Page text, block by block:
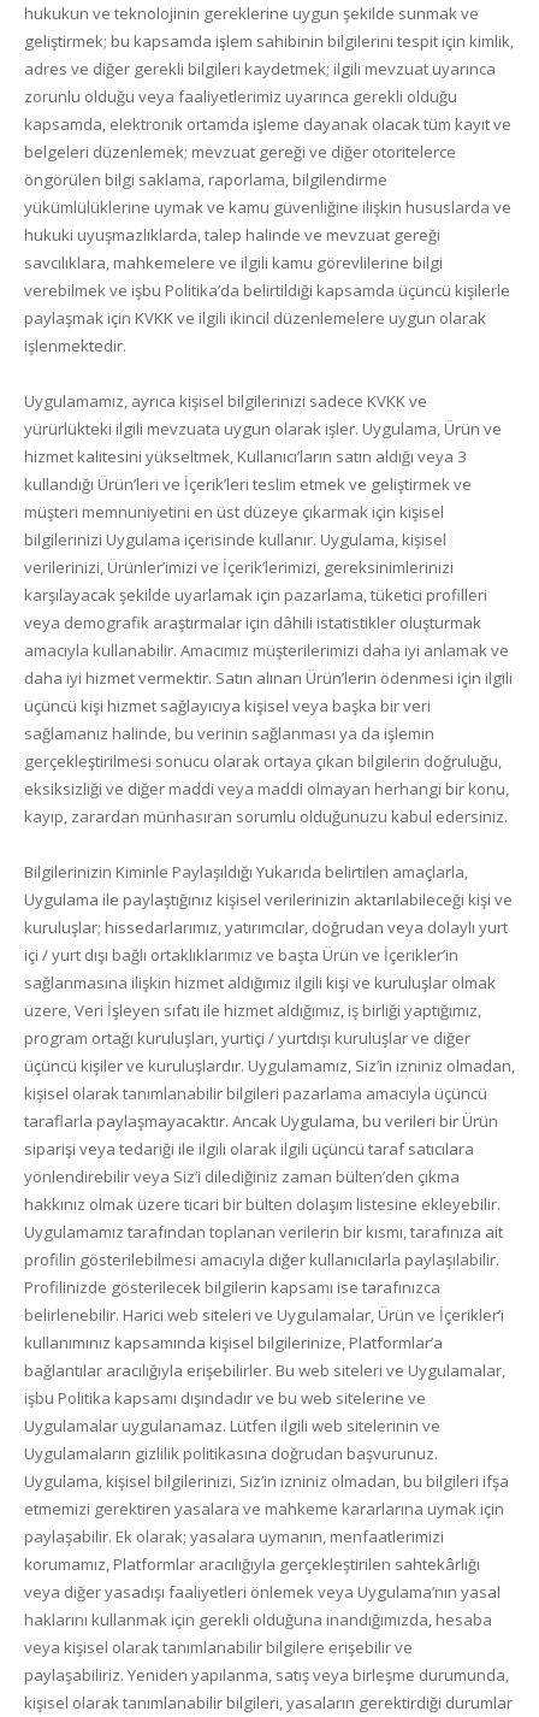
hukukun ve teknolojinin gereklerine uygun şekilde sunmak ve
geliştirmek; bu kapsamda işlem sahibinin bilgilerini tespit için kimlik,
adres ve diğer gerekli bilgileri kaydetmek; ilgili mevzuat uyarınca
zorunlu olduğu veya faaliyetlerimiz uyarınca gerekli olduğu
kapsamda, elektronik ortamda işleme dayanak olacak tüm kayıt ve
belgeleri düzenlemek; mevzuat gereği ve diğer otoritelerce
öngörülen bilgi saklama, raporlama, bilgilendirme
yükümlülüklerine uymak ve kamu güvenliğine ilişkin hususlarda ve
hukuki uyuşmazlıklarda, talep halinde ve mevzuat gereği
savcılıklara, mahkemelere ve ilgili kamu görevlilerine bilgi
verebilmek ve işbu Politika’da belirtildiği kapsamda üçüncü kişilerle
paylaşmak için KVKK ve ilgili ikincil düzenlemelere uygun olarak
işlenmektedir.
Uygulamamız, ayrıca kişisel bilgilerinizi sadece KVKK ve
yürürlükteki ilgili mevzuata uygun olarak işler. Uygulama, Ürün ve
hizmet kalitesini yükseltmek, Kullanıcı’ların satın aldığı veya 3
kullandığı Ürün’leri ve İçerik’leri teslim etmek ve geliştirmek ve
müşteri memnuniyetini en üst düzeye çıkarmak için kişisel
bilgilerinizi Uygulama içerisinde kullanır. Uygulama, kişisel
verilerinizi, Ürünler’imizi ve İçerik’lerimizi, gereksinimlerinizi
karşılayacak şekilde uyarlamak için pazarlama, tüketici profilleri
veya demografik araştırmalar için dâhili istatistikler oluşturmak
amacıyla kullanabilir. Amacımız müşterilerimizi daha iyi anlamak ve
daha iyi hizmet vermektir. Satın alınan Ürün’lerin ödenmesi için ilgili
üçüncü kişi hizmet sağlayıcıya kişisel veya başka bir veri
sağlamanız halinde, bu verinin sağlanması ya da işlemin
gerçekleştirilmesi sonucu olarak ortaya çıkan bilgilerin doğruluğu,
eksiksizliği ve diğer maddi veya maddi olmayan herhangi bir konu,
kayıp, zarardan münhasıran sorumlu olduğunuzu kabul edersiniz.
Bilgilerinizin Kiminle Paylaşıldığı Yukarıda belirtilen amaçlarla,
Uygulama ile paylaştığınız kişisel verilerinizin aktarılabileceği kişi ve
kuruluşlar; hissedarlarımız, yatırımcılar, doğrudan veya dolaylı yurt
içi / yurt dışı bağlı ortaklıklarımız ve başta Ürün ve İçerikler’in
sağlanmasına ilişkin hizmet aldığımız ilgili kişi ve kuruluşlar olmak
üzere, Veri İşleyen sıfatı ile hizmet aldığımız, iş birliği yaptığımız,
program ortağı kuruluşları, yurtiçi / yurtdışı kuruluşlar ve diğer
üçüncü kişiler ve kuruluşlardır. Uygulamamız, Siz’in izniniz olmadan,
kişisel olarak tanımlanabilir bilgileri pazarlama amacıyla üçüncü
taraflarla paylaşmayacaktır. Ancak Uygulama, bu verileri bir Ürün
siparişi veya tedariği ile ilgili olarak ilgili üçüncü taraf satıcılara
yönlendirebilir veya Siz’i dilediğiniz zaman bülten’den çıkma
hakkınız olmak üzere ticari bir bülten dolaşım listesine ekleyebilir.
Uygulamamız tarafından toplanan verilerin bir kısmı, tarafınıza ait
profilin gösterilebilmesi amacıyla diğer kullanıcılarla paylaşılabilir.
Profilinizde gösterilecek bilgilerin kapsamı ise tarafınızca
belirlenebilir. Harici web siteleri ve Uygulamalar, Ürün ve İçerikler’i
kullanımınız kapsamında kişisel bilgilerinize, Platformlar’a
bağlantılar aracılığıyla erişebilirler. Bu web siteleri ve Uygulamalar,
işbu Politika kapsamı dışındadır ve bu web sitelerine ve
Uygulamalar uygulanamaz. Lütfen ilgili web sitelerinin ve
Uygulamaların gizlilik politikasına doğrudan başvurunuz.
Uygulama, kişisel bilgilerinizi, Siz’in izniniz olmadan, bu bilgileri ifşa
etmemizi gerektiren yasalara ve mahkeme kararlarına uymak için
paylaşabilir. Ek olarak; yasalara uymanın, menfaatlerimizi
korumamız, Platformlar aracılığıyla gerçekleştirilen sahtekârlığı
veya diğer yasadışı faaliyetleri önlemek veya Uygulama’nın yasal
haklarını kullanmak için gerekli olduğuna inandığımızda, hesaba
veya kişisel olarak tanımlanabilir bilgilere erişebilir ve
paylaşabiliriz. Yeniden yapılanma, satış veya birleşme durumunda,
kişisel olarak tanımlanabilir bilgileri, yasaların gerektirdiği durumlar